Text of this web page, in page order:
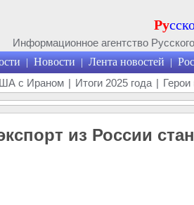
Ру
Информационное агентство
| Новости | Лента новостей |
с Ираном | Итоги 2025 года |
из России